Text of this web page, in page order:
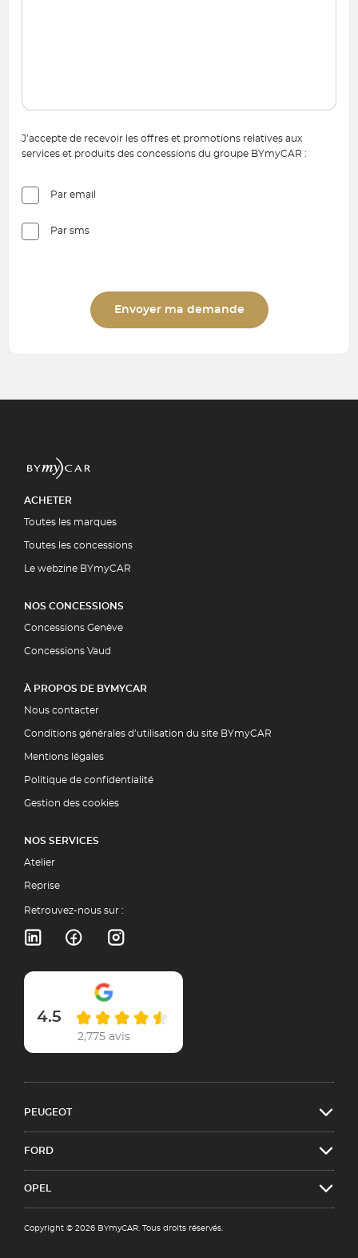
J’accepte de recevoir les offres et promotions relatives aux
services et produits des concessions du groupe BYmyCAR :
Par email
Par sms
Envoyer ma demande
ACHETER
Toutes les marques
Toutes les concessions
Le webzine BYmyCAR
NOS CONCESSIONS
Concessions Genève
Concessions Vaud
À PROPOS DE BYMYCAR
Nous contacter
Conditions générales d’utilisation du site BYmyCAR
Mentions légales
Politique de confidentialité
Gestion des cookies
NOS SERVICES
Atelier
Reprise
Retrouvez-nous sur :
4.5
2,775 avis
PEUGEOT
FORD
OPEL
Copyright © 2026 BYmyCAR. Tous droits réservés.